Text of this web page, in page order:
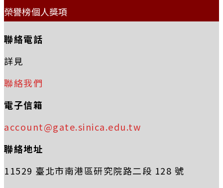
榮譽榜個人獎項
聯絡電話
詳見
聯絡我們
電子信箱
account@gate.sinica.edu.tw
聯絡地址
11529 臺北市南港區研究院路二段 128 號